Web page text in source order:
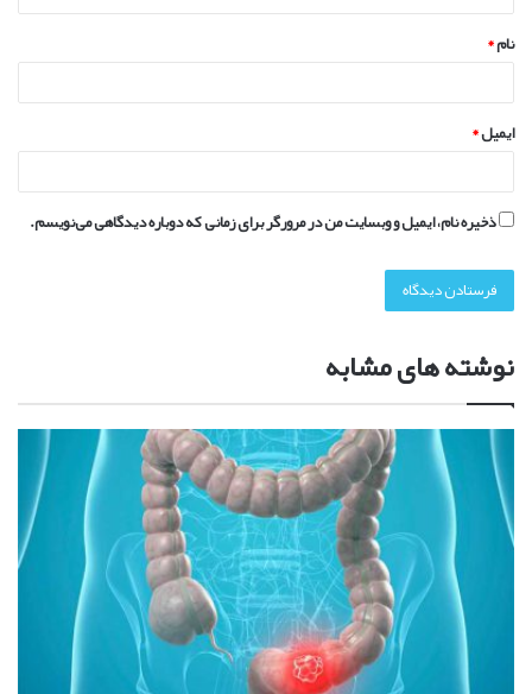
*
نام*
ایمیل*
ذخیره نام، ایمیل و وبسایت من در مرورگر برای زمانی که دوباره دیدگاهی می‌نویسم.
نوشته های مشابه